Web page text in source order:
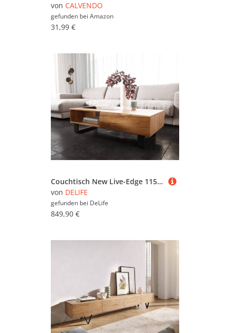
von CALVENDO
gefunden bei Amazon
31,99 €
Couchtisch New Live-Edge 115x60 cm Akazie Natur 2 Schubladen 1 Fach Kufe Metall Schwarz
von DELIFE
gefunden bei DeLife
849,90 €